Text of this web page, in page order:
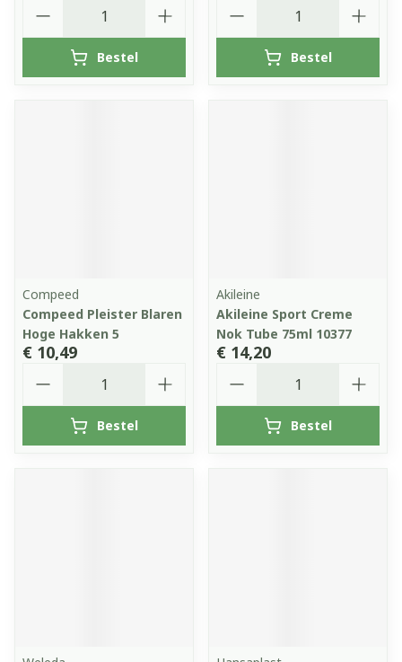
Bestel Bestel
Compeed
Compeed Pleister Blaren
Hoge Hakken 5
€ 10,49
Bestel
Akileine
Akileine Sport Creme
Nok Tube 75ml 10377
€ 14,20
Bestel